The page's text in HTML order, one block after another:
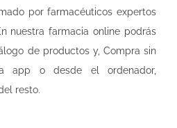
por farmacéuticos expertos
nuestrafarmacia online podrás
de productos y, Compra sin
app o desde el ordenador,
resto.